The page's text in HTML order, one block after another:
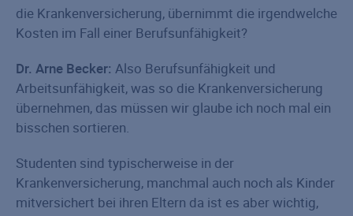
die Krankenversicherung, übernimmt die irgendwelche
Kosten im Fall einer Berufsunfähigkeit?
Dr. Arne Becker: Also Berufsunfähigkeit und
Arbeitsunfähigkeit, was so die Krankenversicherung
übernehmen, das müssen wir glaube ich noch mal ein
bisschen sortieren.
Studenten sind typischerweise in der
Krankenversicherung, manchmal auch noch als Kinder
mitversichert bei ihren Eltern da ist es aber wichtig,